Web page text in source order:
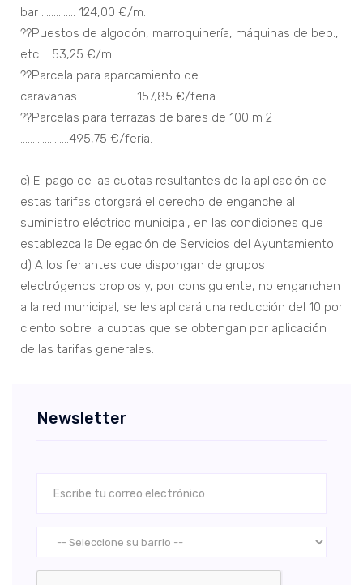
bar .............. 124,00 €/m.
??Puestos de algodón, marroquinería, máquinas de beb.,
etc.... 53,25 €/m.
??Parcela para aparcamiento de
caravanas.........................157,85 €/feria.
??Parcelas para terrazas de bares de 100 m 2
....................495,75 €/feria.
c) El pago de las cuotas resultantes de la aplicación de
estas tarifas otorgará el derecho de enganche al
suministro eléctrico municipal, en las condiciones que
establezca la Delegación de Servicios del Ayuntamiento.
d) A los feriantes que dispongan de grupos
electrógenos propios y, por consiguiente, no enganchen
a la red municipal, se les aplicará una reducción del 10 por
ciento sobre la cuotas que se obtengan por aplicación
de las tarifas generales.
Newsletter